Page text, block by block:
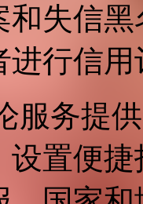
和失信
进行信用
服务提
设置便